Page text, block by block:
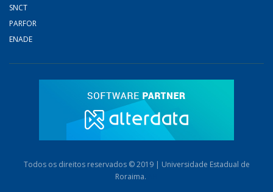
SNCT
PARFOR
ENADE
Todos os direitos reservados © 2019 | Universidade Estadual de
Roraima.